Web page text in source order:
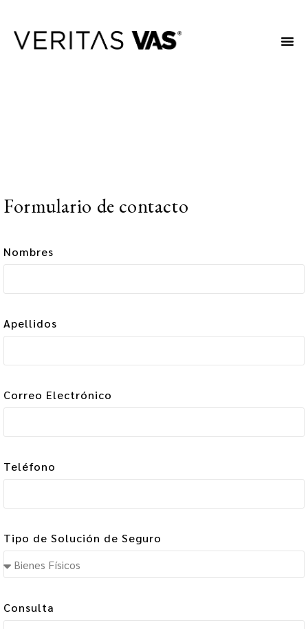
Formulario de contacto
Nombres
Apellidos
Correo Electrónico
Teléfono
Tipo de Solución de Seguro
Consulta